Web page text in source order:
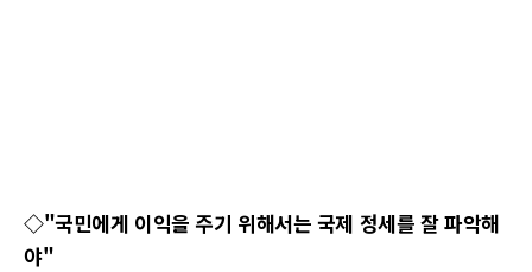
◇"국민에게 이익을 주기 위해서는 국제 정세를 잘 파악해
야"